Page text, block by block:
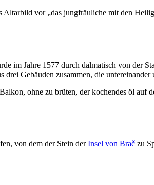
Altarbild vor „das jungfräuliche mit den
im Jahre 1577 durch dalmatisch von der
drei Gebäuden zusammen, die
ohne zu brüten, der kochendes öl auf
von dem der Stein derInsel von Brač zu